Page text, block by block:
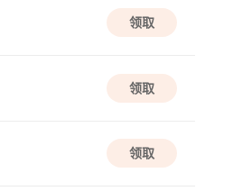
领取
领取
领取